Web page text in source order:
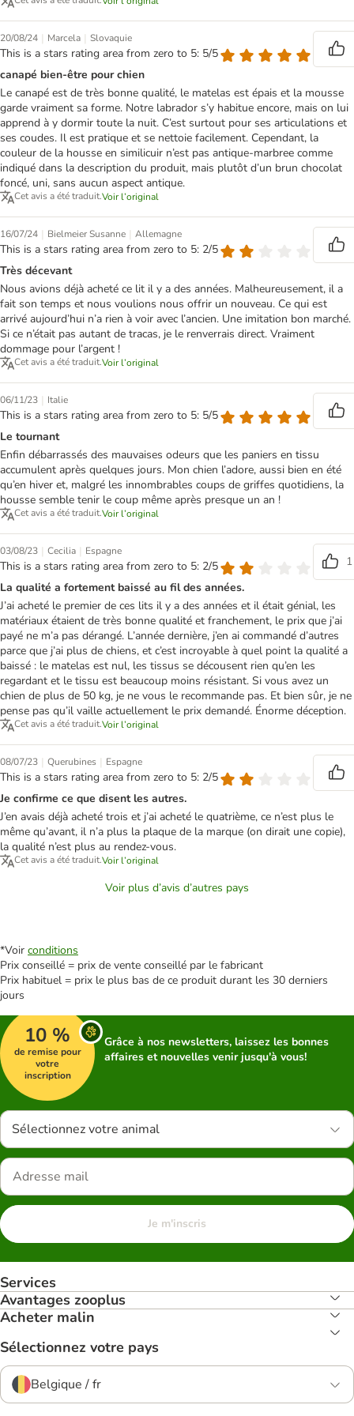
20/08/24 | Marcela | Slovaquie
This is a stars rating area from zero to 5: 5/5
canapé bien-être pour chien
Le canapé est de très bonne qualité, le matelas est épais et la mousse
garde vraiment sa forme. Notre labrador s’y habitue encore, mais on lui
apprend à y dormir toute la nuit. C’est surtout pour ses articulations et
ses coudes. Il est pratique et se nettoie facilement. Cependant, la
couleur de la housse en similicuir n’est pas antique-marbree comme
indiqué dans la description du produit, mais plutôt d’un brun chocolat
foncé, uni, sans aucun aspect antique.
Cet avis a été traduit.Voir l’original
16/07/24 | Bielmeier Susanne | Allemagne
This is a stars rating area from zero to 5: 2/5
Très décevant
Nous avions déjà acheté ce lit il y a des années. Malheureusement, il a
fait son temps et nous voulions nous offrir un nouveau. Ce qui est
arrivé aujourd’hui n’a rien à voir avec l’ancien. Une imitation bon marché.
Si ce n’était pas autant de tracas, je le renverrais direct. Vraiment
dommage pour l’argent !
Cet avis a été traduit.Voir l’original
06/11/23 | Italie
This is a stars rating area from zero to 5: 5/5
Le tournant
Enfin débarrassés des mauvaises odeurs que les paniers en tissu
accumulent après quelques jours. Mon chien l’adore, aussi bien en été
qu’en hiver et, malgré les innombrables coups de griffes quotidiens, la
housse semble tenir le coup même après presque un an !
Cet avis a été traduit.Voir l’original
03/08/23 | Cecilia | Espagne
This is a stars rating area from zero to 5: 2/5
1
La qualité a fortement baissé au fil des années.
J’ai acheté le premier de ces lits il y a des années et il était génial, les
matériaux étaient de très bonne qualité et franchement, le prix que j’ai
payé ne m’a pas dérangé. L’année dernière, j’en ai commandé d’autres
parce que j’ai plus de chiens, et c’est incroyable à quel point la qualité a
baissé : le matelas est nul, les tissus se décousent rien qu’en les
regardant et le tissu est beaucoup moins résistant. Si vous avez un
chien de plus de 50 kg, je ne vous le recommande pas. Et bien sûr, je ne
pense pas qu’il vaille actuellement le prix demandé. Énorme déception.
Cet avis a été traduit.Voir l’original
08/07/23 | Querubines | Espagne
This is a stars rating area from zero to 5: 2/5
Je confirme ce que disent les autres.
J’en avais déjà acheté trois et j’ai acheté le quatrième, ce n’est plus le
même qu’avant, il n’a plus la plaque de la marque (on dirait une copie),
la qualité n’est plus au rendez-vous.
Cet avis a été traduit.Voir l’original
Voir plus d’avis d’autres pays
*Voir conditions
Prix conseillé = prix de vente conseillé par le fabricant
Prix habituel = prix le plus bas de ce produit durant les 30 derniers
jours
10 %
de remise pour
votre
inscription
Grâce à nos newsletters, laissez les bonnes
affaires et nouvelles venir jusqu'à vous!
Sélectionnez votre animal
Je m'inscris
Services
Avantages zooplus
Acheter malin
Sélectionnez votre pays
Belgique / fr